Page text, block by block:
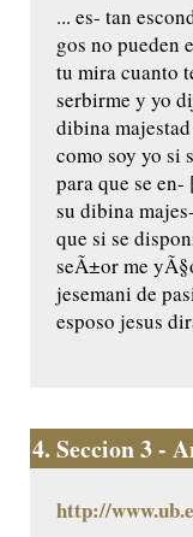
... es- tan
gos no pueden
tu mira cuanto
serbirme y yo
dibina
como soy yo si
para que se
su dibina
que si se
seÃ±or me
jesemani de
esposo jesus
4. Seccion 3 -
http://